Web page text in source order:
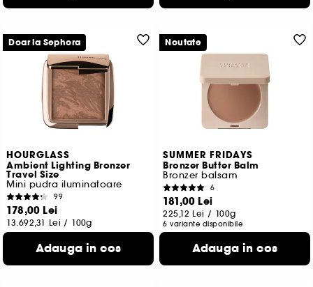
HOURGLASS
Ambient Lighting Bronzer
Travel Size
Mini pudra iluminatoare
99
178,00 Lei
13.692,31 Lei / 100g
Adauga in cos
Doar la Sephora
SUMMER FRIDAYS
Bronzer Butter Balm
Bronzer balsam
6
181,00 Lei
225,12 Lei / 100g
6 variante disponibile
Adauga in cos
Noutate